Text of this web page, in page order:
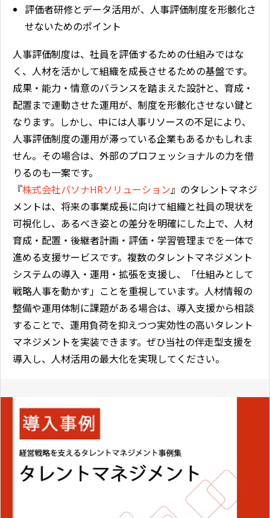
評価者研修とデータ活用が、人事評価制度を形骸化さ
せないためのポイント
人事評価制度は、社員を評価するための仕組みではな
く、人材を活かして組織を成長させるための基盤です。
成果・能力・情意のバランスを踏まえた設計と、育成・
配置まで連動させた運用が、制度を形骸化させない鍵と
なります。しかし、中には人事リソースの不足により、
人事評価制度の運用が滞っている企業もあるかもしれま
せん。その場合は、外部のプロフェッショナルの力を借
りるのも一案です。
『株式会社パソナHRソリューション』のタレントマネジ
メントは、将来の事業成長に向けて組織と社員の現状を
可視化し、あるべき姿との差分を明確にした上で、人材
育成・配置・後継者計画・評価・学習管理までを一体で
進める支援サービスです。複数のタレントマネジメント
システムの導入・運用・拡張を支援し、「仕組みとして
戦略人事を動かす」ことを重視しています。人材情報の
整備や運用体制に課題がある場合は、導入支援から相談
することで、運用負荷を抑えつつ実効性の高いタレント
マネジメントを実装できます。ぜひ当社の伴走型支援を
導入し、人材活用の最大化を実現してください。